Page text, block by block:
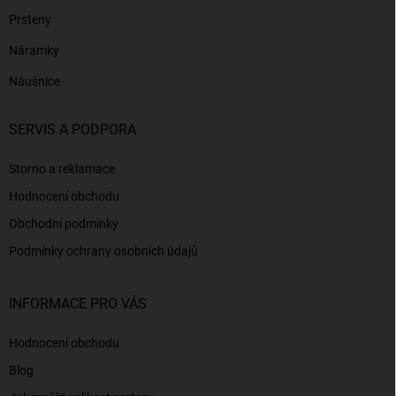
Prsteny
Náramky
Náušnice
SERVIS A PODPORA
Storno a reklamace
Hodnocení obchodu
Obchodní podmínky
Podmínky ochrany osobních údajů
INFORMACE PRO VÁS
Hodnocení obchodu
Blog